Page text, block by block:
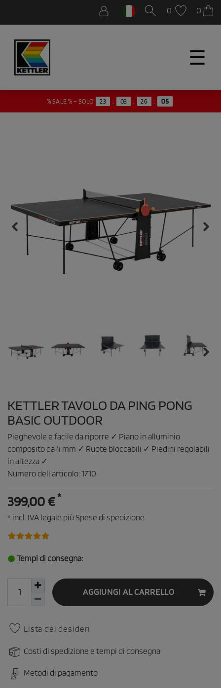
0 0
☰
KETTLER TAVOLO DA PING PONG
BASIC OUTDOOR
Pieghevole e facile da riporre ✓ Piano in alluminio
composito da 4 mm ✓ Ruote bloccabili ✓ Piedini regolabili
in altezza ✓
Numero dell'articolo: 1710
399,00 €*
* incl. IVA legale più Spese di spedizione
Tempi di consegna:
AGGIUNGI AL CARRELLO
Lista dei desideri
Costi di spedizione e tempi di consegna
Metodi di pagamento
% SALE % – SOLO 23 : 03 : 26 : 04